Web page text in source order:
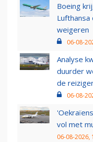
Boeing
weigeren
06-08-
Analyse
duurder
de
06-08-
vol met
06-08-2026,